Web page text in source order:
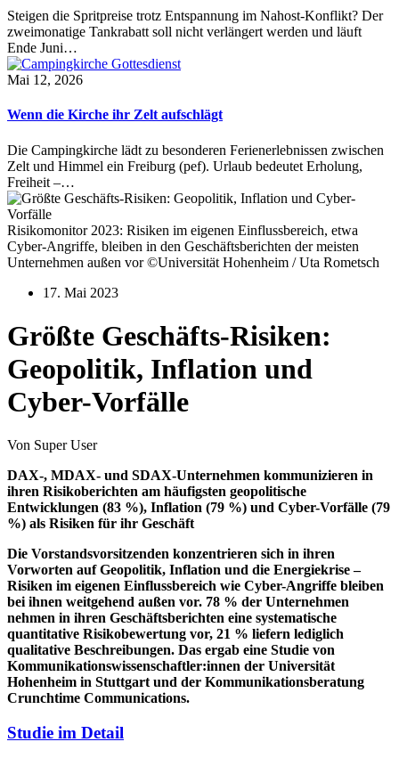
Steigen die Spritpreise trotz Entspannung im Nahost-Konflikt? Der
zweimonatige Tankrabatt soll nicht verlängert werden und läuft
Ende Juni…
Mai 12, 2026
Wenn die Kirche ihr Zelt aufschlägt
Die Campingkirche lädt zu besonderen Ferienerlebnissen zwischen
Zelt und Himmel ein Freiburg (pef). Urlaub bedeutet Erholung,
Freiheit –…
Risikomonitor 2023: Risiken im eigenen Einflussbereich, etwa
Cyber-Angriffe, bleiben in den Geschäftsberichten der meisten
Unternehmen außen vor ©Universität Hohenheim / Uta Rometsch
17. Mai 2023
Größte Geschäfts-Risiken:
Geopolitik, Inflation und
Cyber-Vorfälle
Von Super User
DAX-, MDAX- und SDAX-Unternehmen kommunizieren in
ihren Risikoberichten am häufigsten geopolitische
Entwicklungen (83 %), Inflation (79 %) und Cyber-Vorfälle (79
%) als Risiken für ihr Geschäft
Die Vorstandsvorsitzenden konzentrieren sich in ihren
Vorworten auf Geopolitik, Inflation und die Energiekrise –
Risiken im eigenen Einflussbereich wie Cyber-Angriffe bleiben
bei ihnen weitgehend außen vor. 78 % der Unternehmen
nehmen in ihren Geschäftsberichten eine systematische
quantitative Risikobewertung vor, 21 % liefern lediglich
qualitative Beschreibungen. Das ergab eine Studie von
Kommunikationswissenschaftler:innen der Universität
Hohenheim in Stuttgart und der Kommunikationsberatung
Crunchtime Communications.
Studie im Detail